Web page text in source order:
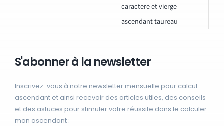
caractere et vierge
ascendant taureau
S'abonner à la newsletter
Inscrivez-vous à notre newsletter mensuelle pour calcul
ascendant et ainsi recevoir des articles utiles, des conseils
et des astuces pour stimuler votre réussite dans le calculer
mon ascendant :